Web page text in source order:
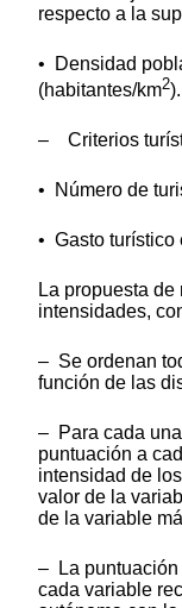
respecto a la
• Densidad
(habitantes/km2).
– Criterios
• Número de
• Gasto turístico
La propuesta
intensidades,
– Se ordenan
función de las
– Para cada
puntuación a
intensidad de
valor de la
de la variable
– La puntuación
cada variable